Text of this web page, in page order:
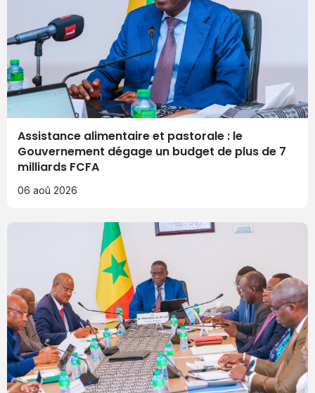
Assistance alimentaire et pastorale : le
Gouvernement dégage un budget de plus de 7
milliards FCFA
06 aoû 2026